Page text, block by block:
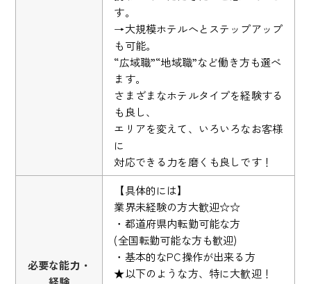
す。
→大規模ホテルへとステップアップ
も可能。
“広域職”“地域職”など働き方も選べ
ます。
さまざまなホテルタイプを経験する
も良し、
エリアを変えて、いろいろなお客様
に
対応できる力を磨くも良しです！
必要な能力・
経験
【具体的には】
業界未経験の方大歓迎☆☆
・都道府県内転勤可能な方
(全国転勤可能な方も歓迎)
・基本的なPC操作が出来る方
★以下のような方、特に大歓迎！